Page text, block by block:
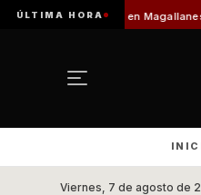
ÚLTIMA HORA
Magallanes proyecta su próxima
Viernes, 7 de agosto de